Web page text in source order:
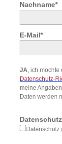
Nachname*
E-Mail*
JA, ich
Datenschutz-
meine
Daten werden
Datenschutz